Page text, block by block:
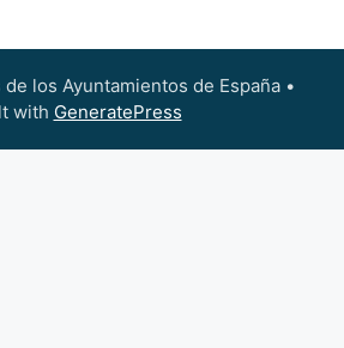
los Ayuntamientos de España•
with GeneratePress